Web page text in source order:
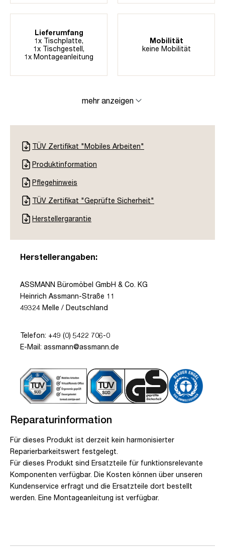
Lieferumfang
1x Tischplatte,
1x Tischgestell,
1x Montageanleitung
Mobilität
keine Mobilität
mehr anzeigen
TÜV Zertifikat "Mobiles Arbeiten"
Produktinformation
Pflegehinweis
TÜV Zertifikat "Geprüfte Sicherheit"
Herstellergarantie
Herstellerangaben:
ASSMANN Büromöbel GmbH & Co. KG
Heinrich Assmann-Straße 11
49324 Melle / Deutschland
Telefon: +49 (0) 5422 706-0
E-Mail: assmann@assmann.de
Reparaturinformation
Für dieses Produkt ist derzeit kein harmonisierter
Reparierbarkeitswert festgelegt.
Für dieses Produkt sind Ersatzteile für funktionsrelevante
Komponenten verfügbar. Die Kosten können über unseren
Kundenservice erfragt und die Ersatzteile dort bestellt
werden. Eine Montageanleitung ist verfügbar.